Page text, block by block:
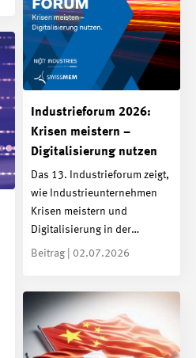
Industrieforum 2026:
Krisen meistern –
Digitalisierung nutzen
Das 13. Industrieforum zeigt,
wie Industrieunternehmen
Krisen meistern und
Digitalisierung in der…
Beitrag | 02.07.2026